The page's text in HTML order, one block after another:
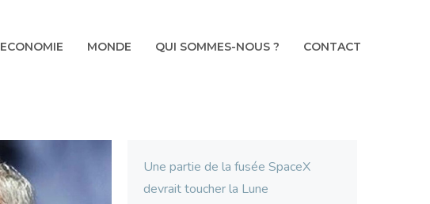
ECONOMIE MONDE QUI SOMMES-NOUS ? CONTACT
Une partie de la fusée SpaceX
devrait toucher la Lune